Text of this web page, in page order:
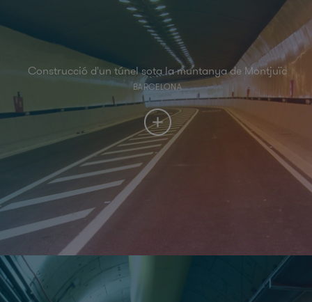
Construcció d'un túnel sota la muntanya de Montjuïc
BARCELONA